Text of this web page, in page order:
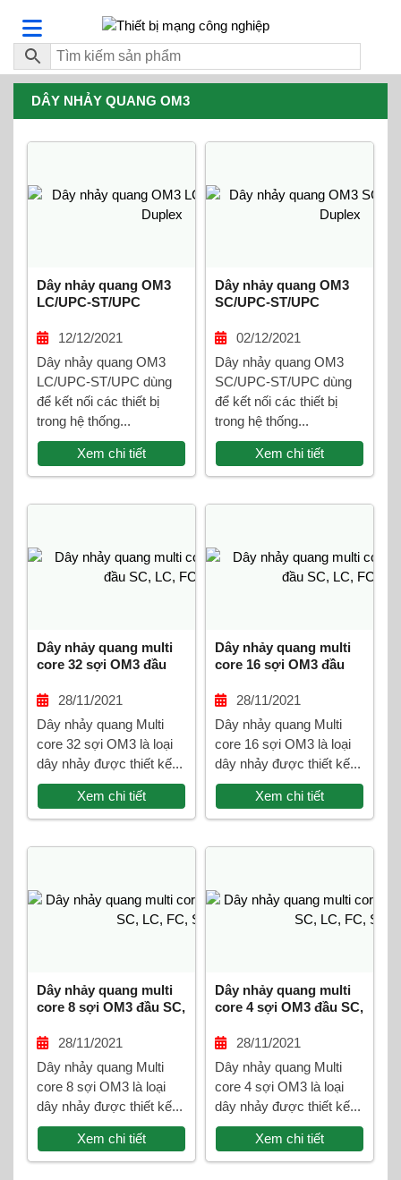
DÂY NHẢY QUANG OM3
Dây nhảy quang OM3
LC/UPC-ST/UPC
12/12/2021
Dây nhảy quang OM3
LC/UPC-ST/UPC dùng
để kết nối các thiết bị
trong hệ thống...
Xem chi tiết
Dây nhảy quang OM3
SC/UPC-ST/UPC
02/12/2021
Dây nhảy quang OM3
SC/UPC-ST/UPC dùng
để kết nối các thiết bị
trong hệ thống...
Xem chi tiết
Dây nhảy quang multi
core 32 sợi OM3 đầu
28/11/2021
Dây nhảy quang Multi
core 32 sợi OM3 là loại
dây nhảy được thiết kế...
Xem chi tiết
Dây nhảy quang multi
core 16 sợi OM3 đầu
28/11/2021
Dây nhảy quang Multi
core 16 sợi OM3 là loại
dây nhảy được thiết kế...
Xem chi tiết
Dây nhảy quang multi
core 8 sợi OM3 đầu SC,
28/11/2021
Dây nhảy quang Multi
core 8 sợi OM3 là loại
dây nhảy được thiết kế...
Xem chi tiết
Dây nhảy quang multi
core 4 sợi OM3 đầu SC,
28/11/2021
Dây nhảy quang Multi
core 4 sợi OM3 là loại
dây nhảy được thiết kế...
Xem chi tiết